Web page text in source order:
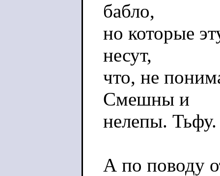
бабло,
но которые
несут,
что, не
Смешны и
нелепы. Тьфу.
А по поводу